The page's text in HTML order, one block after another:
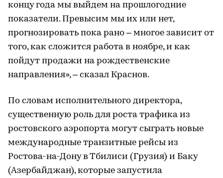
концу года мы выйдем на прошлогодние
показатели. Превысим мы их или нет,
прогнозировать пока рано – многое зависит от
того, как сложится работа в ноябре, и как
пойдут продажи на рождественские
направления», – сказал Краснов.
По словам исполнительного директора,
существенную роль для роста трафика из
ростовского аэропорта могут сыграть новые
международные транзитные рейсы из
Ростова-на-Дону в Тбилиси (Грузия) и Баку
(Азербайджан), которые запустила